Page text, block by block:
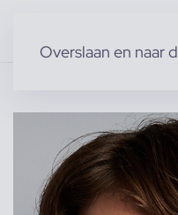
Overslaan en naar